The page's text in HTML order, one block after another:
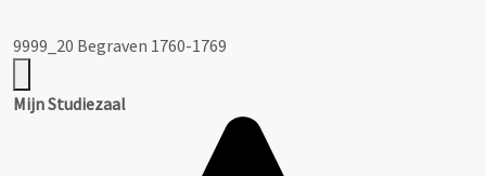
9999_20 Begraven 1760-1769
Mijn Studiezaal